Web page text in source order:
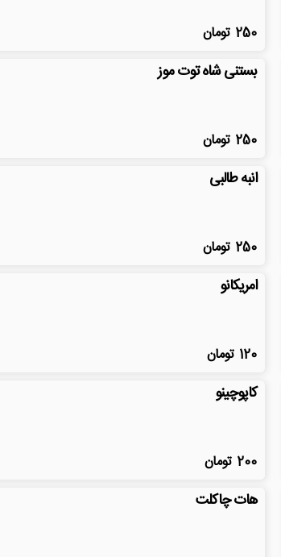
250 تومان
بستنی شاه توت موز
250 تومان
انبه طالبی
250 تومان
امریکانو
120 تومان
کاپوچینو
200 تومان
هات چاکلت